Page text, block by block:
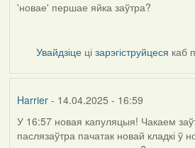
'новае' першае яйка заўтра?
Увайдзіце цізарэгіструйцеся каб
Harrier- 14.04.2025 - 16:59
У 16:57 новая капуляцыя! Чакаем
паслязаўтра пачатак новай кладкі ў